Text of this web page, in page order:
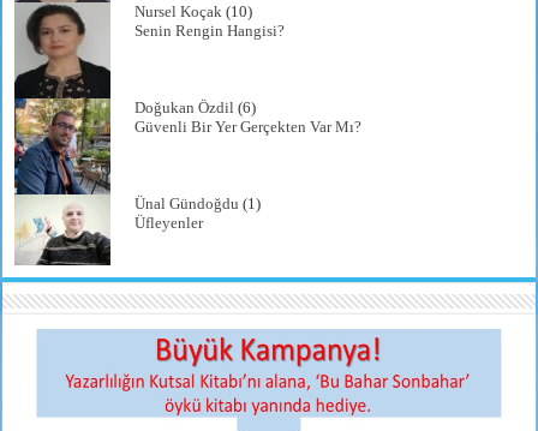
Nursel Koçak (10)
Senin Rengin Hangisi?
Doğukan Özdil (6)
Güvenli Bir Yer Gerçekten Var Mı?
Ünal Gündoğdu (1)
Üfleyenler